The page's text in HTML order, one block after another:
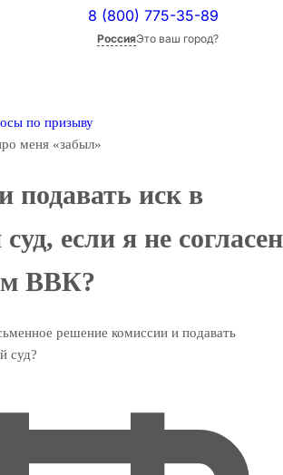
8 (800) 775-35-89
РоссияЭто ваш город?
по призыву
меня «забыл»
подавать иск в
если я не согласен
ВВК?
решение комиссии и подавать
суд?